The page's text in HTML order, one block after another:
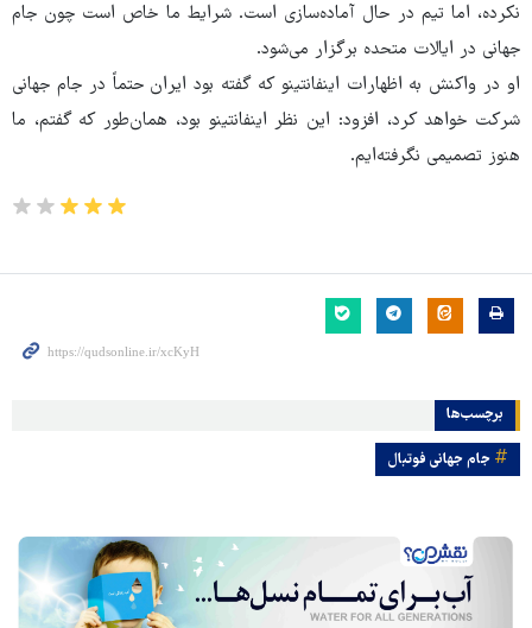
نکرده، اما تیم در حال آماده‌سازی است. شرایط ما خاص است چون جام
جهانی در ایالات متحده برگزار می‌شود.
او در واکنش به اظهارات اینفانتینو که گفته بود ایران حتماً در جام جهانی
شرکت خواهد کرد، افزود: این نظر اینفانتینو بود، همان‌طور که گفتم، ما
هنوز تصمیمی نگرفته‌ایم.
برچسب‌ها
جام جهانی فوتبال